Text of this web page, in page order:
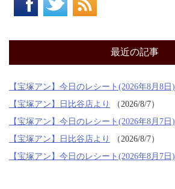
最近の記事
【宝塚アン】今日のレシート(2026年8月8日)
【宝塚アン】日比谷店より
2026/8/7
【宝塚アン】今日のレシート(2026年8月7日)
【宝塚アン】日比谷店より
2026/8/7
【宝塚アン】今日のレシート(2026年8月7日)